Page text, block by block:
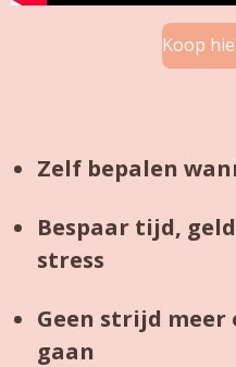
Koop
Zelf bepalen
Bespaar tijd,
stress
Geen strijd meer
gaan